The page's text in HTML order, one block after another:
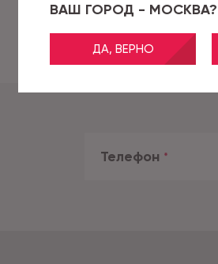
ВАШ ГОРОД - МОСКВА?
ДА, ВЕРНО
Телефон *